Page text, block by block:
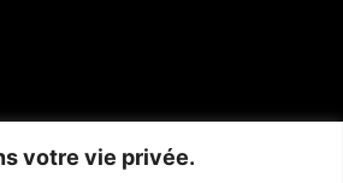
votre vie privée.
330 86 87‬